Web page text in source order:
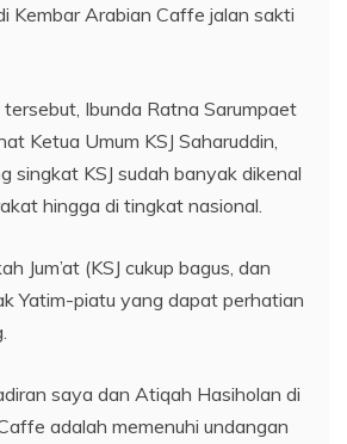
Kembar Arabian Caffe jalan sakti
tersebut, Ibunda Ratna Sarumpaet
Ketua Umum KSJ Saharuddin,
singkat KSJ sudah banyak dikenal
hingga di tingkat nasional.
Jum’at (KSJ cukup bagus, dan
Yatim-piatu yang dapat perhatian
saya dan Atiqah Hasiholan di
adalah memenuhi undangan